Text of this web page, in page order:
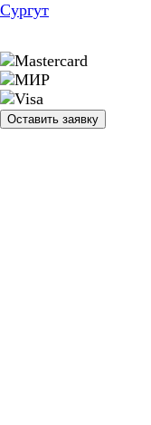
Сургут
Оставить заявку